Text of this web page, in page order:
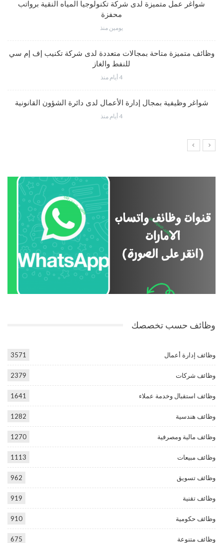
شواغر عمل متميزة لدى شركة تكنولوجيا المياه النقية برواتب
محفزة
يومين منذ
وظائف متميزة متاحة بمجالات متعددة لدى شركة تكنيب إف إم سي
للنفط والغاز
4 أيام منذ
شواغر وظيفية بمجال إدارة الأعمال لدى دائرة الشؤون القانونية
4 أيام منذ
وظائف حسب تخصصك
وظائف إدارة أعمال 3571
وظائف شركات 2379
وظائف استقبال وخدمة عملاء 1641
وظائف هندسية 1282
وظائف مالية ومصرفية 1270
وظائف مبيعات 1113
وظائف تسويق 962
وظائف تقنية 919
وظائف حكومية 910
وظائف متنوعة 675